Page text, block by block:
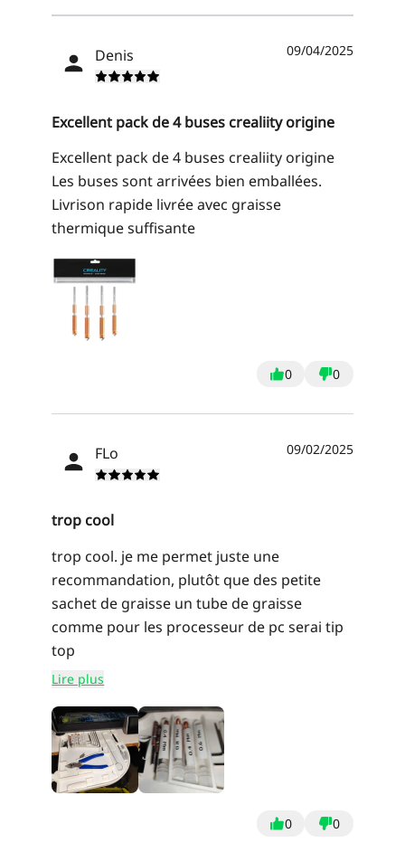
Denis 09/04/2025
Excellent pack de 4 buses crealiity origine
Excellent pack de 4 buses crealiity origine
Les buses sont arrivées bien emballées.
Livrison rapide livrée avec graisse
thermique suffisante
0 0
FLo 09/02/2025
trop cool
trop cool. je me permet juste une
recommandation, plutôt que des petite
sachet de graisse un tube de graisse
comme pour les processeur de pc serai tip
top
Lire plus
0 0